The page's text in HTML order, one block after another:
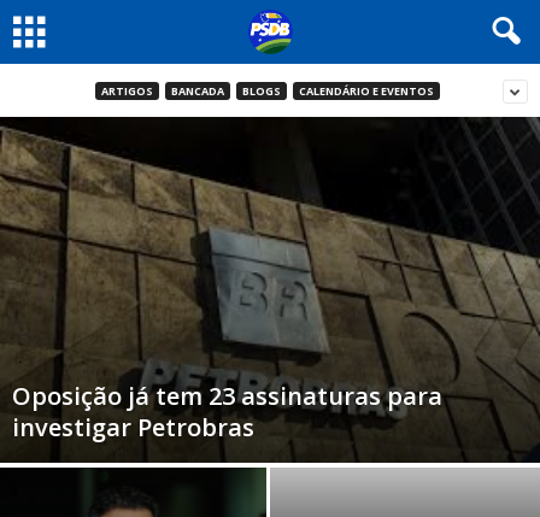
ARTIGOS BANCADA BLOGS CALENDÁRIO E EVENTOS
Oposição já tem 23 assinaturas para
investigar Petrobras